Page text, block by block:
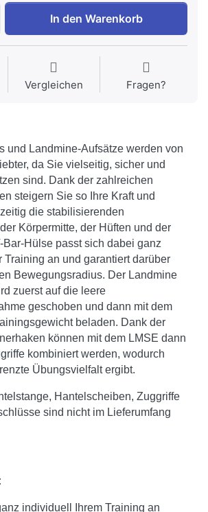
In den Warenkorb
Vergleichen Fragen?
und Landmine-Aufsätze werden von
da Sie vielseitig, sicher und
sind. Dank der zahlreichen
steigern Sie so Ihre Kraft und
die stabilisierenden
Körpermitte, der Hüften und der
Bar-Hülse passt sich dabei ganz
Training an und garantiert darüber
Bewegungsradius. Der Landmine
zuerst auf die leere
geschoben und dann mit dem
beladen. Dank der
können mit dem LMSE dann
kombiniert werden, wodurch
Übungsvielfalt ergibt.
Hantelscheiben, Zuggriffe
sind nicht im Lieferumfang
individuell Ihrem Training an